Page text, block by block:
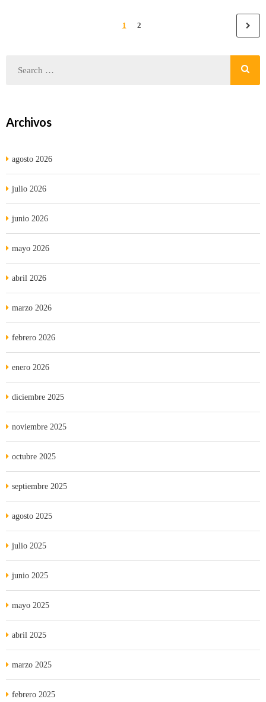
1 2
Archivos
agosto 2026
julio 2026
junio 2026
mayo 2026
abril 2026
marzo 2026
febrero 2026
enero 2026
diciembre 2025
noviembre 2025
octubre 2025
septiembre 2025
agosto 2025
julio 2025
junio 2025
mayo 2025
abril 2025
marzo 2025
febrero 2025